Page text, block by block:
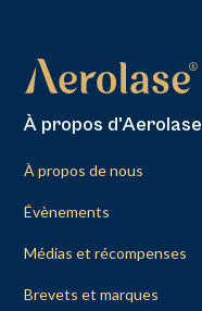
À propos d'Aerolase
À propos de nous
Évènements
Médias et récompenses
Brevets et marques